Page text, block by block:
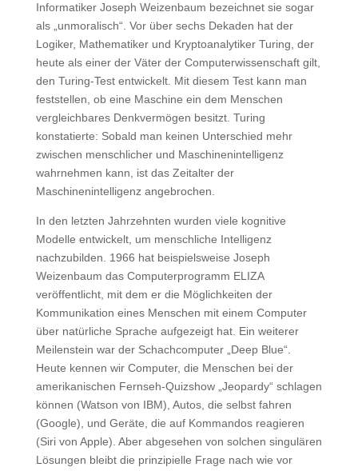
Informatiker Joseph Weizenbaum bezeichnet sie sogar
als „unmoralisch“. Vor über sechs Dekaden hat der
Logiker, Mathematiker und Kryptoanalytiker Turing, der
heute als einer der Väter der Computerwissenschaft gilt,
den Turing-Test entwickelt. Mit diesem Test kann man
feststellen, ob eine Maschine ein dem Menschen
vergleichbares Denkvermögen besitzt. Turing
konstatierte: Sobald man keinen Unterschied mehr
zwischen menschlicher und Maschinenintelligenz
wahrnehmen kann, ist das Zeitalter der
Maschinenintelligenz angebrochen.
In den letzten Jahrzehnten wurden viele kognitive
Modelle entwickelt, um menschliche Intelligenz
nachzubilden. 1966 hat beispielsweise Joseph
Weizenbaum das Computerprogramm ELIZA
veröffentlicht, mit dem er die Möglichkeiten der
Kommunikation eines Menschen mit einem Computer
über natürliche Sprache aufgezeigt hat. Ein weiterer
Meilenstein war der Schachcomputer „Deep Blue“.
Heute kennen wir Computer, die Menschen bei der
amerikanischen Fernseh-Quizshow „Jeopardy“ schlagen
können (Watson von IBM), Autos, die selbst fahren
(Google), und Geräte, die auf Kommandos reagieren
(Siri von Apple). Aber abgesehen von solchen singulären
Lösungen bleibt die prinzipielle Frage nach wie vor